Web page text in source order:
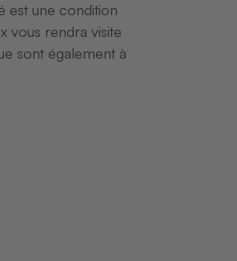
est une condition
vous rendra visite
sont également à